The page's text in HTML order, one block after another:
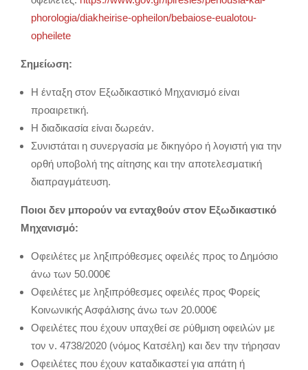
phorologia/diakheirise-opheilon/bebaiose-eualotou-
opheilete
Σημείωση:
Η ένταξη στον Εξωδικαστικό Μηχανισμό είναι
προαιρετική.
Η διαδικασία είναι δωρεάν.
Συνιστάται η συνεργασία με δικηγόρο ή λογιστή για την
ορθή υποβολή της αίτησης και την αποτελεσματική
διαπραγμάτευση.
Ποιοι δεν μπορούν να ενταχθούν στον Εξωδικαστικό
Μηχανισμό:
Οφειλέτες με ληξιπρόθεσμες οφειλές προς το Δημόσιο
άνω των 50.000€
Οφειλέτες με ληξιπρόθεσμες οφειλές προς Φορείς
Κοινωνικής Ασφάλισης άνω των 20.000€
Οφειλέτες που έχουν υπαχθεί σε ρύθμιση οφειλών με
τον ν. 4738/2020 (νόμος Κατσέλη) και δεν την τήρησαν
Οφειλέτες που έχουν καταδικαστεί για απάτη ή